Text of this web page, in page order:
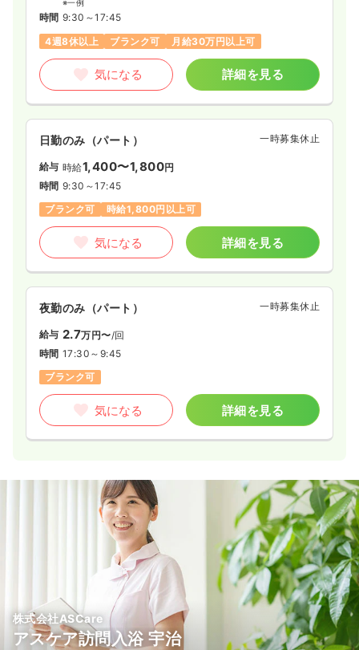
※一例
時間 9:30～17:45
4週8休以上
ブランク可 月給30万円以上可
気になる 詳細を見る
日勤のみ（パート） 一時募集休止
給与 時給1,400〜1,800円
時間 9:30～17:45
ブランク可
時給1,800円以上可
気になる 詳細を見る
夜勤のみ（パート） 一時募集休止
給与 2.7万円〜/回
時間 17:30～9:45
ブランク可
気になる 詳細を見る
株式会社ASCare
アスケア訪問入浴 宇治